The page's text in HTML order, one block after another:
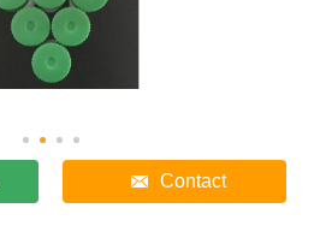
Contact